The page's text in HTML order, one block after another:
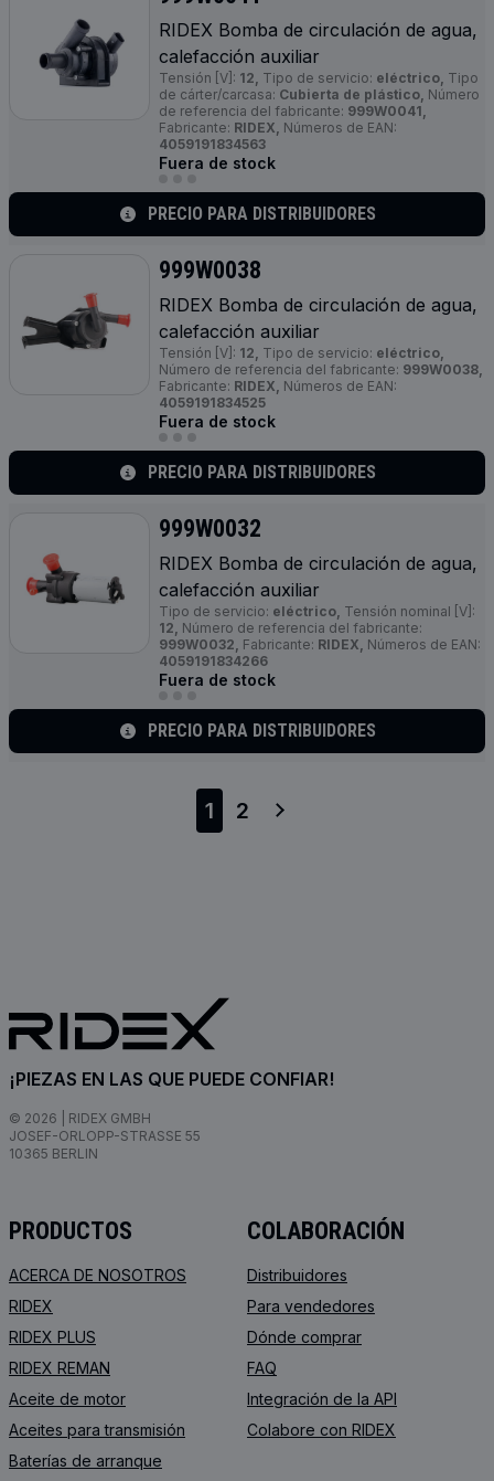
RIDEX Bomba de circulación de agua,
calefacción auxiliar
Tensión [V]: 12, Tipo de servicio: eléctrico, Tipo
de cárter/carcasa: Cubierta de plástico, Número
de referencia del fabricante: 999W0041,
Fabricante: RIDEX, Números de EAN:
4059191834563
Fuera de stock
PRECIO PARA DISTRIBUIDORES
999W0038
RIDEX Bomba de circulación de agua,
calefacción auxiliar
Tensión [V]: 12, Tipo de servicio: eléctrico,
Número de referencia del fabricante: 999W0038,
Fabricante: RIDEX, Números de EAN:
4059191834525
Fuera de stock
PRECIO PARA DISTRIBUIDORES
999W0032
RIDEX Bomba de circulación de agua,
calefacción auxiliar
Tipo de servicio: eléctrico, Tensión nominal [V]:
12, Número de referencia del fabricante:
999W0032, Fabricante: RIDEX, Números de EAN:
4059191834266
Fuera de stock
PRECIO PARA DISTRIBUIDORES
1 2
¡PIEZAS EN LAS QUE PUEDE CONFIAR!
© 2026 | RIDEX GMBH
JOSEF-ORLOPP-STRASSE 55
10365 BERLIN
PRODUCTOS
ACERCA DE NOSOTROS
RIDEX
RIDEX PLUS
RIDEX REMAN
Aceite de motor
Aceites para transmisión
Baterías de arranque
COLABORACIÓN
Distribuidores
Para vendedores
Dónde comprar
FAQ
Integración de la API
Colabore con RIDEX